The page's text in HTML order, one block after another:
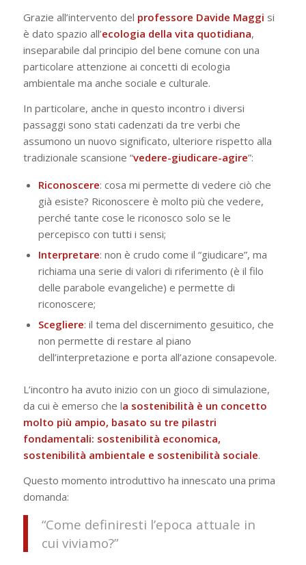
Grazie all’intervento del professore Davide Maggi si
è dato spazio all’ecologia della vita quotidiana,
inseparabile dal principio del bene comune con una
particolare attenzione ai concetti di ecologia
ambientale ma anche sociale e culturale.
In particolare, anche in questo incontro i diversi
passaggi sono stati cadenzati da tre verbi che
assumono un nuovo significato, ulteriore rispetto alla
tradizionale scansione “vedere-giudicare-agire”:
Riconoscere: cosa mi permette di vedere ciò che
già esiste? Riconoscere è molto più che vedere,
perché tante cose le riconosco solo se le
percepisco con tutti i sensi;
Interpretare: non è crudo come il “giudicare”, ma
richiama una serie di valori di riferimento (è il filo
delle parabole evangeliche) e permette di
riconoscere;
Scegliere: il tema del discernimento gesuitico, che
non permette di restare al piano
dell’interpretazione e porta all’azione consapevole.
L’incontro ha avuto inizio con un gioco di simulazione,
da cui è emerso che la sostenibilità è un concetto
molto più ampio, basato su tre pilastri
fondamentali: sostenibilità economica,
sostenibilità ambientale e sostenibilità sociale.
Questo momento introduttivo ha innescato una prima
domanda:
“Come definiresti l’epoca attuale in
cui viviamo?”